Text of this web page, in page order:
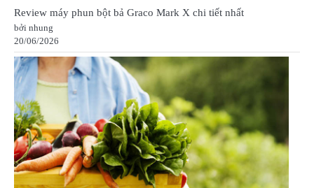
Review máy phun bột bả Graco Mark X chi tiết nhất
bởi nhung
20/06/2026